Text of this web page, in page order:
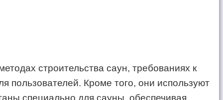
строительства саун, требованиях к
пользователей. Кроме того, они используют
специально для сауны, обеспечивая